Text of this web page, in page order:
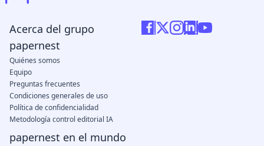
Acerca del grupo
papernest
Quiénes somos
Equipo
Preguntas frecuentes
Condiciones generales de uso
Política de confidencialidad
Metodología control editorial IA
papernest en el mundo